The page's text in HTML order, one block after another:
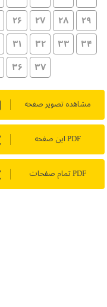
۲۶ ۲۷ ۲۸
۲۹
۳۱ ۳۲ ۳۳
۳۴
۳۶ ۳۷
مشاهده تصویر صفحه
PDF این صفحه
PDF تمام صفحات